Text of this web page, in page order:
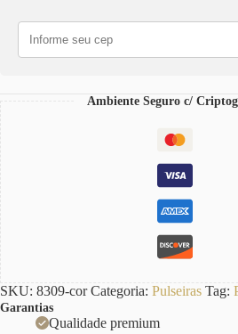
Ouro
Fecho
Ímã
Ambiente Seguro c/
SKU: 8309-cor Categoria: Pulseiras Tag:
Garantias
Qualidade premium